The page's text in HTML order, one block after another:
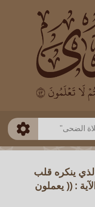
طريقة البحث
ذكي
ينكره قلب
: (( يعملون